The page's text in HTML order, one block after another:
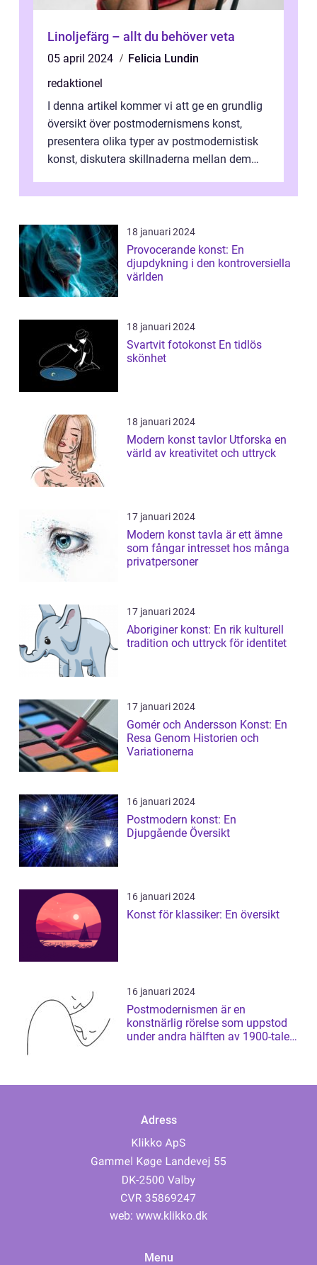
Linoljefärg – allt du behöver veta
05 april 2024
Felicia Lundin
redaktionel
I denna artikel kommer vi att ge en grundlig
översikt över postmodernismens konst,
presentera olika typer av postmodernistisk
konst, diskutera skillnaderna mellan dem
18 januari 2024
Provocerande konst: En
djupdykning i den kontroversiella
världen
18 januari 2024
Svartvit fotokonst En tidlös
skönhet
18 januari 2024
Modern konst tavlor Utforska en
värld av kreativitet och uttryck
17 januari 2024
Modern konst tavla är ett ämne
som fångar intresset hos många
privatpersoner
17 januari 2024
Aboriginer konst: En rik kulturell
tradition och uttryck för identitet
17 januari 2024
Gomér och Andersson Konst: En
Resa Genom Historien och
Variationerna
16 januari 2024
Postmodern konst: En
Djupgående Översikt
16 januari 2024
Konst för klassiker: En översikt
16 januari 2024
Postmodernismen är en
konstnärlig rörelse som uppstod
under andra hälften av 1900-talet
Adress
web: www.klikko.dk
Menu